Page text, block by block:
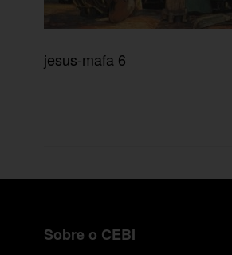
jesus-mafa 6
Sobre o CEBI